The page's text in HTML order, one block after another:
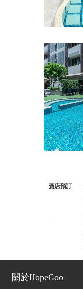
酒店預訂
關於HopeGoo